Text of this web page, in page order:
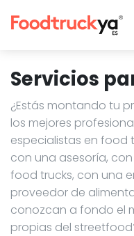
Servicios
¿Estás montando tu
los mejores
especialistas en food
con una asesoría,
food trucks, con una
proveedor de
conozcan a fondo el
propias del